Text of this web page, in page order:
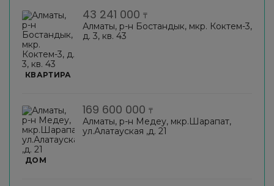
КВАРТИРА
43 241 000 ₸
Алматы, р-н Бостандык, мкр. Коктем-3,
д. 3, кв. 43
ДОМ
169 600 000 ₸
Алматы, р-н Медеу, мкр.Шарапат,
ул.Алатауская ,д. 21